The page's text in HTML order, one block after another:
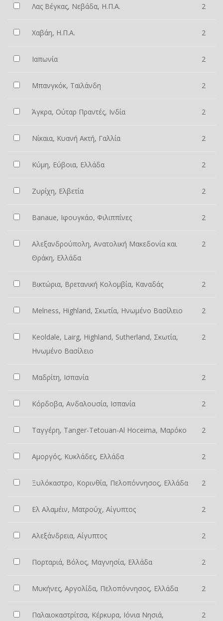
Λας Βέγκας, Νεβάδα, Η.Π.Α. 2
Χαβάη, Η.Π.Α. 2
Ιαπωνία 2
Μπανγκόκ, Ταϊλάνδη 2
Άγκρα, Ούταρ Πραντές, Ινδία 2
Νίκαια, Κυανή Ακτή, Γαλλία 2
Κύμη, Εύβοια, Ελλάδα 2
Ζυρίχη, Ελβετία 2
Banaue, Ιφουγκάο, Φιλιππίνες 2
Αλεξανδρούπολη, Ανατολική Μακεδονία και
Θράκη, Ελλάδα
2
Βικτώρια, Βρετανική Κολομβία, Καναδάς 2
Melness, Highland, Σκωτία, Ηνωμένο Βασίλειο 2
Keoldale, Lairg, Highland, Sutherland, Σκωτία,
Ηνωμένο Βασίλειο
2
Μαδρίτη, Ισπανία 2
Κόρδοβα, Ανδαλουσία, Ισπανία 2
Ταγγέρη, Tanger-Tetouan-Al Hoceima, Μαρόκο 2
Αμοργός, Κυκλάδες, Ελλάδα 2
Ξυλόκαστρο, Κορινθία, Πελοπόννησος, Ελλάδα 2
Ελ Αλαμέιν, Ματρούχ, Αίγυπτος 2
Αλεξάνδρεια, Αίγυπτος 2
Πορταριά, Βόλος, Μαγνησία, Ελλάδα 2
Μυκήνες, Αργολίδα, Πελοπόννησος, Ελλάδα 2
Παλαιοκαστρίτσα, Κέρκυρα, Ιόνια Νησιά, 2